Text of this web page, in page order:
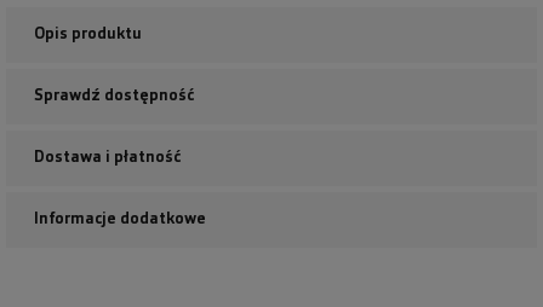
Opis produktu
Sprawdź dostępność
Dostawa i płatność
Informacje dodatkowe